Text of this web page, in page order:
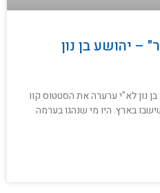
– יהושע בן נון
נון לא"י ערערה את הסטטוס קוו
בארץ. היו מי שנהגו בערמה